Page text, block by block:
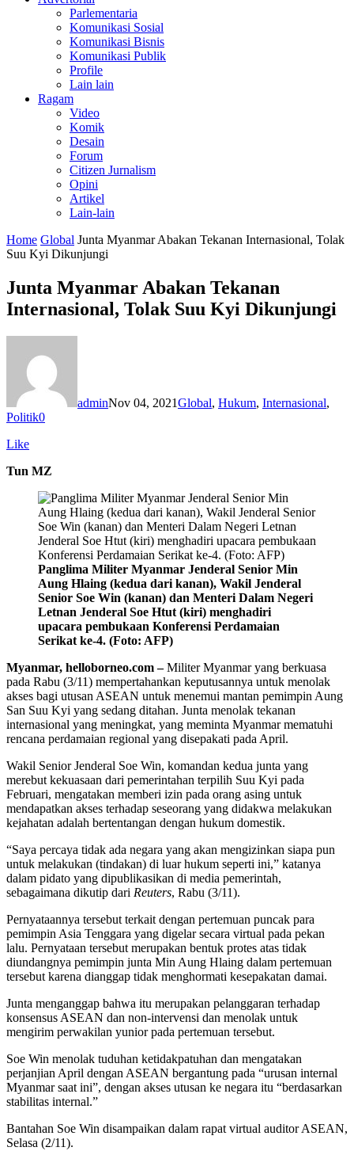
Parlementaria
Komunikasi Sosial
Komunikasi Bisnis
Komunikasi Publik
Profile
Lain lain
Ragam
Video
Komik
Desain
Forum
Citizen Jurnalism
Opini
Artikel
Lain-lain
Home Global Junta Myanmar Abakan Tekanan Internasional, Tolak
Suu Kyi Dikunjungi
Junta Myanmar Abakan Tekanan
Internasional, Tolak Suu Kyi Dikunjungi
adminNov 04, 2021Global, Hukum, Internasional,
Politik0
Like
Tun MZ
Panglima Militer Myanmar Jenderal Senior Min
Aung Hlaing (kedua dari kanan), Wakil Jenderal
Senior Soe Win (kanan) dan Menteri Dalam Negeri
Letnan Jenderal Soe Htut (kiri) menghadiri
upacara pembukaan Konferensi Perdamaian
Serikat ke-4. (Foto: AFP)
Myanmar, helloborneo.com –Militer Myanmar yang berkuasa
pada Rabu (3/11) mempertahankan keputusannya untuk menolak
akses bagi utusan ASEAN untuk menemui mantan pemimpin Aung
San Suu Kyi yang sedang ditahan. Junta menolak tekanan
internasional yang meningkat, yang meminta Myanmar mematuhi
rencana perdamaian regional yang disepakati pada April.
Wakil Senior Jenderal Soe Win, komandan kedua junta yang
merebut kekuasaan dari pemerintahan terpilih Suu Kyi pada
Februari, mengatakan memberi izin pada orang asing untuk
mendapatkan akses terhadap seseorang yang didakwa melakukan
kejahatan adalah bertentangan dengan hukum domestik.
“Saya percaya tidak ada negara yang akan mengizinkan siapa pun
untuk melakukan (tindakan) di luar hukum seperti ini,” katanya
dalam pidato yang dipublikasikan di media pemerintah,
sebagaimana dikutip dari Reuters, Rabu (3/11).
Pernyataannya tersebut terkait dengan pertemuan puncak para
pemimpin Asia Tenggara yang digelar secara virtual pada pekan
lalu. Pernyataan tersebut merupakan bentuk protes atas tidak
diundangnya pemimpin junta Min Aung Hlaing dalam pertemuan
tersebut karena dianggap tidak menghormati kesepakatan damai.
Junta menganggap bahwa itu merupakan pelanggaran terhadap
konsensus ASEAN dan non-intervensi dan menolak untuk
mengirim perwakilan yunior pada pertemuan tersebut.
Soe Win menolak tuduhan ketidakpatuhan dan mengatakan
perjanjian April dengan ASEAN bergantung pada “urusan internal
Myanmar saat ini”, dengan akses utusan ke negara itu “berdasarkan
stabilitas internal.”
Bantahan Soe Win disampaikan dalam rapat virtual auditor ASEAN,
Selasa (2/11).